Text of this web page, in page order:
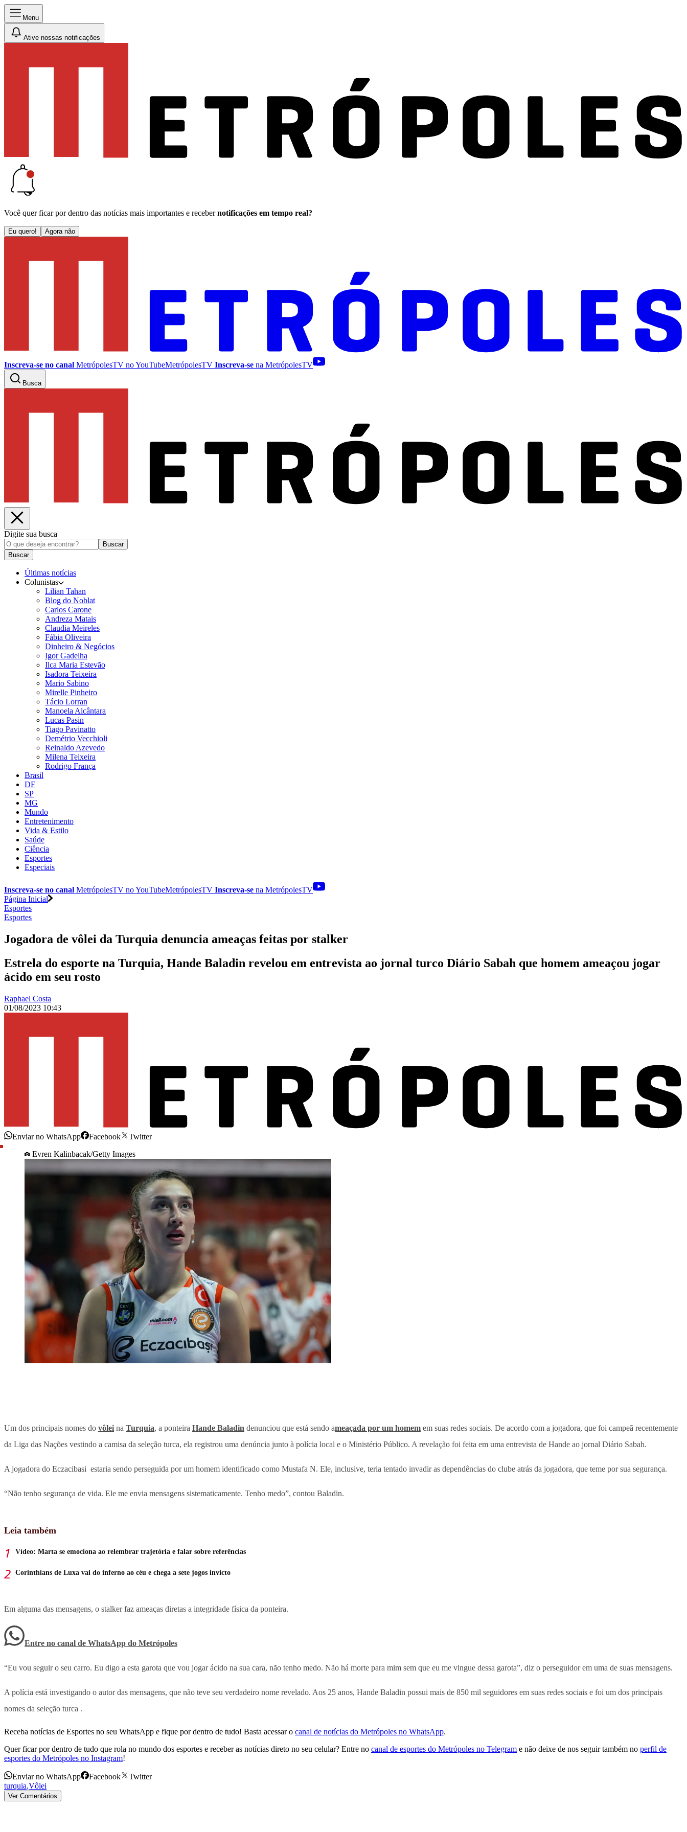
Menu
Ative nossas notificações
Você quer ficar por dentro das notícias mais importantes e receber notificações em tempo real?
Eu quero! Agora não
Inscreva-se no canal MetrópolesTV noYouTubeMetrópolesTV Inscreva-se na MetrópolesTV
Busca
Digite sua busca
Buscar
Buscar
Últimas notícias
Colunistas
Lilian Tahan
Blog do Noblat
Carlos Carone
Andreza Matais
Claudia Meireles
Fábia Oliveira
Dinheiro & Negócios
Igor Gadelha
Ilca Maria Estevão
Isadora Teixeira
Mario Sabino
Mirelle Pinheiro
Tácio Lorran
Manoela Alcântara
Lucas Pasin
Tiago Pavinatto
Demétrio Vecchioli
Reinaldo Azevedo
Milena Teixeira
Rodrigo França
Brasil
DF
SP
MG
Mundo
Entretenimento
Vida & Estilo
Saúde
Ciência
Esportes
Especiais
Inscreva-se no canal MetrópolesTV noYouTubeMetrópolesTV Inscreva-se na MetrópolesTV
Página Inicial
Esportes
Esportes
Jogadora de vôlei da Turquia denuncia ameaças feitas por stalker
Estrela do esporte na Turquia, Hande Baladin revelou em entrevista ao jornal turco Diário Sabah que homem ameaçou jogar
ácido em seu rosto
Raphael Costa
01/08/2023 10:43
Enviar no WhatsApp Facebook
Twitter
Evren Kalinbacak/Getty Images
Um dos principais nomes do vôlei na Turquia, a ponteira Hande Baladin denunciou que está sendo ameaçada por um homem em suas redes sociais. De acordo com a jogadora, que foi campeã recentemente
da Liga das Nações vestindo a camisa da seleção turca, ela registrou uma denúncia junto à polícia local e o Ministério Público. A revelação foi feita em uma entrevista de Hande ao jornal Diário Sabah.
A jogadora do Eczacibasi estaria sendo perseguida por um homem identificado como Mustafa N. Ele, inclusive, teria tentado invadir as dependências do clube atrás da jogadora, que teme por sua segurança.
“Não tenho segurança de vida. Ele me envia mensagens sistematicamente. Tenho medo”, contou Baladin.
Leia também
Vídeo: Marta se emociona ao relembrar trajetória e falar sobre referências
Corinthians de Luxa vai do inferno ao céu e chega a sete jogos invicto
Em alguma das mensagens, o stalker faz ameaças diretas a integridade física da ponteira.
Entre no canal de WhatsApp do Metrópoles
“Eu vou seguir o seu carro. Eu digo a esta garota que vou jogar ácido na sua cara, não tenho medo. Não há morte para mim sem que eu me vingue dessa garota”, diz o perseguidor em uma de suas mensagens.
A polícia está investigando o autor das mensagens, que não teve seu verdadeiro nome revelado. Aos 25 anos, Hande Baladin possui mais de 850 mil seguidores em suas redes sociais e foi um dos principais
nomes da seleção turca .
Receba notícias de Esportes no seu WhatsApp e fique por dentro de tudo! Basta acessar o canal de notícias do Metrópoles no WhatsApp.
Quer ficar por dentro de tudo que rola no mundo dos esportes e receber as notícias direto no seu celular? Entre no canal de esportes do Metrópoles no Telegram e não deixe de nos seguir também no perfil de
esportes do Metrópoles no Instagram!
Enviar no WhatsApp Facebook
Twitter
turquia,Vôlei
Ver Comentários